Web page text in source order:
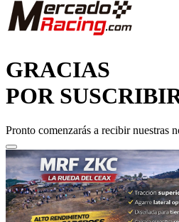
POR